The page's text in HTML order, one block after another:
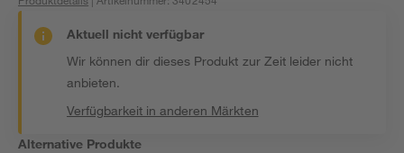
Aktuell nicht verfügbar
Wir können dir dieses Produkt zur Zeit leider nicht
anbieten.
Verfügbarkeit in anderen Märkten
Alternative Produkte